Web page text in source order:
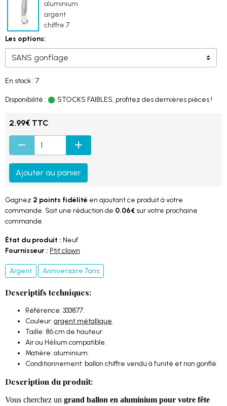
Les options:
En stock : 7
Disponibilité : STOCKS FAIBLES, profitez des dernières pièces !
2.99€ TTC
Ajouter au panier
Gagnez 2 points fidélité en ajoutant ce produit à votre
commande. Soit une réduction de 0.06€ sur votre prochaine
commande.
État du produit : Neuf
Fournisseur : Ptit clown
Argent Anniversaire 7ans
Descriptifs techniques:
Référence: 333877.
Couleur: argent métallique.
Taille: 86 cm de hauteur.
Air ou Hélium compatible.
Matière: aluminium.
Conditionnement: ballon chiffre vendu à l'unité et non gonflé.
Description du produit:
Vous cherchez un grand ballon en aluminium pour votre fête